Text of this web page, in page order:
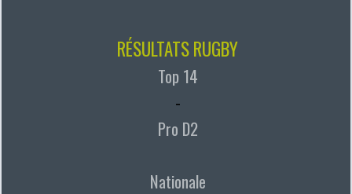
RÉSULTATS RUGBY
Top 14
-
Pro D2
Nationale